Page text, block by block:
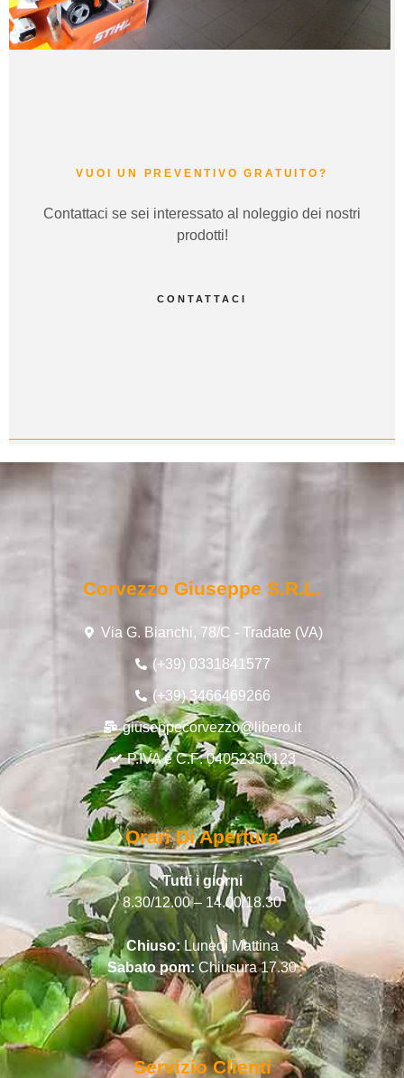
VUOI UN PREVENTIVO GRATUITO?
Contattaci se sei interessato al noleggio dei nostri
prodotti!
CONTATTACI
Corvezzo Giuseppe S.r.l.
Via G. Bianchi, 78/C - Tradate (VA)
(+39) 0331841577
(+39) 3466469266
giuseppecorvezzo@libero.it
P.IVA e C.F: 04052350123
Orari Di Apertura
Tutti i giorni
8.30/12.00 – 14.00/18.30
Chiuso:Lunedì Mattina
Sabato pom:Chiusura 17.30
Servizio Clienti